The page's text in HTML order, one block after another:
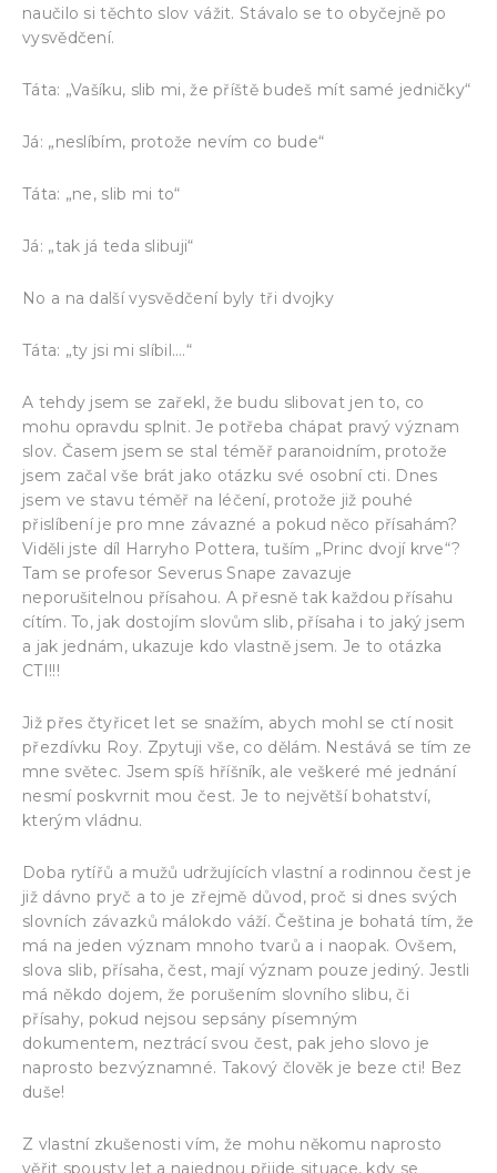
naučilo si těchto slov vážit. Stávalo se to obyčejně po
vysvědčení.
Táta: „Vašíku, slib mi, že příště budeš mít samé jedničky“
Já: „neslíbím, protože nevím co bude“
Táta: „ne, slib mi to“
Já: „tak já teda slibuji“
No a na další vysvědčení byly tři dvojky
Táta: „ty jsi mi slíbil….“
A tehdy jsem se zařekl, že budu slibovat jen to, co
mohu opravdu splnit. Je potřeba chápat pravý význam
slov. Časem jsem se stal téměř paranoidním, protože
jsem začal vše brát jako otázku své osobní cti. Dnes
jsem ve stavu téměř na léčení, protože již pouhé
přislíbení je pro mne závazné a pokud něco přísahám?
Viděli jste díl Harryho Pottera, tuším „Princ dvojí krve“?
Tam se profesor Severus Snape zavazuje
neporušitelnou přísahou. A přesně tak každou přísahu
cítím. To, jak dostojím slovům slib, přísaha i to jaký jsem
a jak jednám, ukazuje kdo vlastně jsem. Je to otázka
CTI!!!
Již přes čtyřicet let se snažím, abych mohl se ctí nosit
přezdívku Roy. Zpytuji vše, co dělám. Nestává se tím ze
mne světec. Jsem spíš hříšník, ale veškeré mé jednání
nesmí poskvrnit mou čest. Je to největší bohatství,
kterým vládnu.
Doba rytířů a mužů udržujících vlastní a rodinnou čest je
již dávno pryč a to je zřejmě důvod, proč si dnes svých
slovních závazků málokdo váží. Čeština je bohatá tím, že
má na jeden význam mnoho tvarů a i naopak. Ovšem,
slova slib, přísaha, čest, mají význam pouze jediný. Jestli
má někdo dojem, že porušením slovního slibu, či
přísahy, pokud nejsou sepsány písemným
dokumentem, neztrácí svou čest, pak jeho slovo je
naprosto bezvýznamné. Takový člověk je beze cti! Bez
duše!
Z vlastní zkušenosti vím, že mohu někomu naprosto
věřit spousty let a najednou přijde situace, kdy se